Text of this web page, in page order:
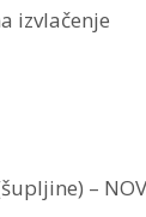
izvlačenje
–